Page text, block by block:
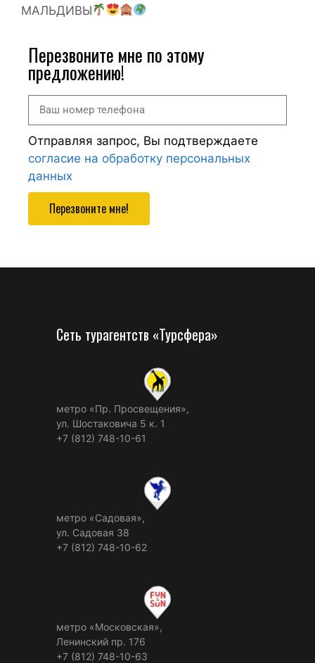
МАЛЬДИВЫ
Перезвоните мне по этому
предложению!
Отправляя запрос, Вы подтверждаете
согласие на обработку персональных
данных
Перезвоните мне!
Сеть турагентств «Турсфера»
метро «Пр. Просвещения»,
ул. Шостаковича 5 к. 1
+7 (812) 748-10-61
метро «Садовая»,
ул. Садовая 38
+7 (812) 748-10-62
метро «Московская»,
Ленинский пр. 176
+7 (812) 748-10-63